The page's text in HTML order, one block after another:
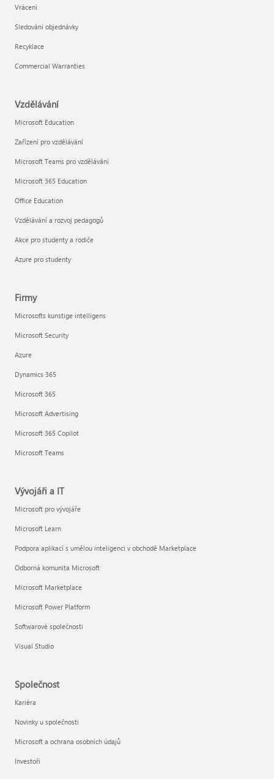
Vrácení
Sledování objednávky
Recyklace
Commercial Warranties
Vzdělávání
Microsoft Education
Zařízení pro vzdělávání
Microsoft Teams pro vzdělávání
Microsoft 365 Education
Office Education
Vzdělávání a rozvoj pedagogů
Akce pro studenty a rodiče
Azure pro studenty
Firmy
Microsofts kunstige intelligens
Microsoft Security
Azure
Dynamics 365
Microsoft 365
Microsoft Advertising
Microsoft 365 Copilot
Microsoft Teams
Vývojáři a IT
Microsoft pro vývojáře
Microsoft Learn
Podpora aplikací s umělou inteligenci v obchodě Marketplace
Odborná komunita Microsoft
Microsoft Marketplace
Microsoft Power Platform
Softwarové společnosti
Visual Studio
Společnost
Kariéra
Novinky u společnosti
Microsoft a ochrana osobních údajů
Investoři